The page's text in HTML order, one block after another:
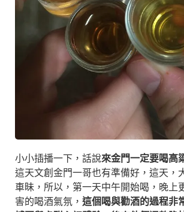
小小插播一下，話說來金門一定要喝高
這天文創金門一哥也有準備好，這天，
車昧，所以，第一天中午開始喝，晚上
害的喝酒氣氛， 這個喝與勸酒的過程非